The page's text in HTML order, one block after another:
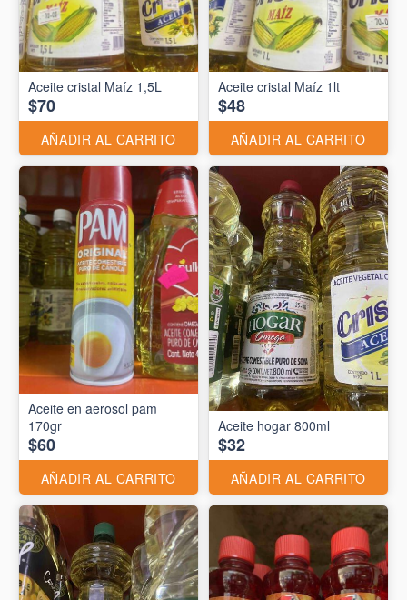
Aceite cristal Maíz 1,5L
$70
AÑADIR AL CARRITO
Aceite cristal Maíz 1lt
$48
AÑADIR AL CARRITO
Aceite en aerosol pam
170gr
$60
AÑADIR AL CARRITO
Aceite hogar 800ml
$32
AÑADIR AL CARRITO